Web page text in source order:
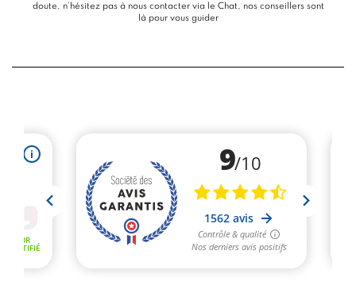
doute, n’hésitez pas à nous contacter via le Chat, nos conseillers sont
là pour vous guider